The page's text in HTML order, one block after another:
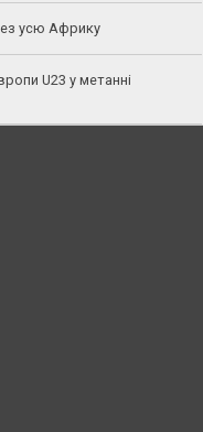
усю Африку
U23 у метанні